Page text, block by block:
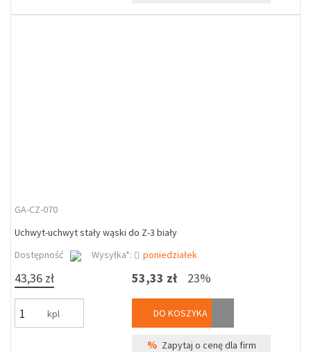
GA-CZ-070
Uchwyt-uchwyt stały wąski do Z-3 biały
Dostępność
Wysyłka*: poniedziałek
43,36 zł
kpl
53,33 zł 23%
DO KOSZYKA
% Zapytaj o cenę dla firm